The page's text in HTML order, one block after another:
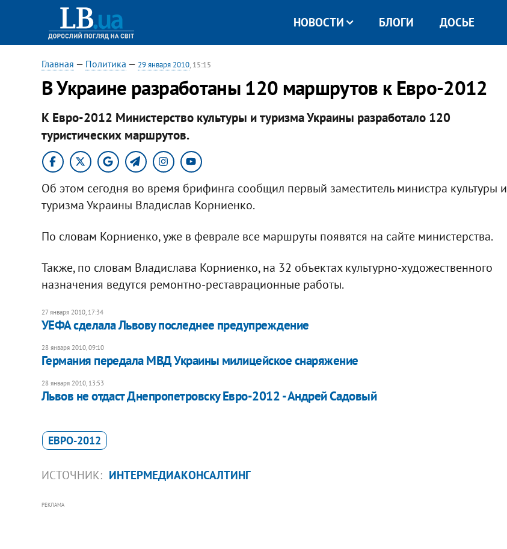
НОВОСТИ БЛОГИ ДОСЬЕ
Главная — Политика — 29 января 2010, 15:15
В Украине разработаны 120 маршрутов к Евро-2012
К Евро-2012 Министерство культуры и туризма Украины разработало 120
туристических маршрутов.
Об этом сегодня во время брифинга сообщил первый заместитель министра культуры и
туризма Украины Владислав Корниенко.
По словам Корниенко, уже в феврале все маршруты появятся на сайте министерства.
Также, по словам Владислава Корниенко, на 32 объектах культурно-художественного
назначения ведутся ремонтно-реставрационные работы.
27 января 2010, 17:34
УЕФА сделала Львову последнее предупреждение
28 января 2010, 09:10
Германия передала МВД Украины милицейское снаряжение
28 января 2010, 13:53
Львов не отдаст Днепропетровску Евро-2012 - Андрей Садовый
ЕВРО-2012
ИСТОЧНИК: ИНТЕРМЕДИАКОНСАЛТИНГ
РЕКЛАМА